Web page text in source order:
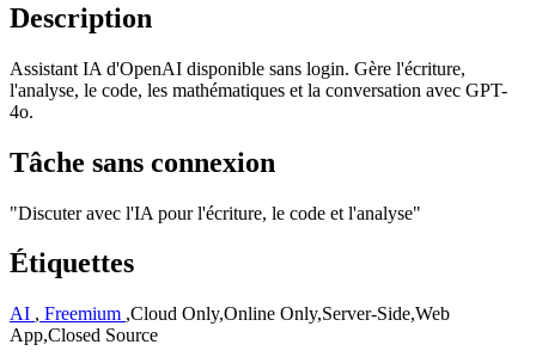
Description
Assistant IA d'OpenAI disponible sans login. Gère l'écriture,
l'analyse, le code, les mathématiques et la conversation avec GPT-
4o.
Tâche sans connexion
"Discuter avec l'IA pour l'écriture, le code et l'analyse"
Étiquettes
AI , Freemium ,Cloud Only,Online Only,Server-Side,Web
App,Closed Source